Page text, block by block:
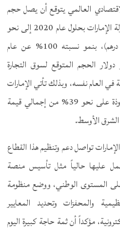
العالمي يتوقع أن يصل حجم
سوق التجارة الإلكترونية في دولة الإمارات بحلول عام 2020 إلى نحو
27 مليار دولار (100 مليار درهم)، بنمو نسبته 100% عن عام
نحو 69 مليار دولار الحجم المتوقع لسوق التجارة
في العام نفسه، وبذلك تأتي الإمارات
في المركز الأول إقليمياً مستحوذة على نحو 39% من إجمالي قيمة
الشرق الأوسط.
تواصل دعم وتنظيم هذا القطاع
عليها حالياً مثل تأسيس منصة
على المستوى الوطني، ووضع منظومة
والمحفزات وتحديد المعايير
مؤكداً أن ثمة حاجة كبيرة اليوم